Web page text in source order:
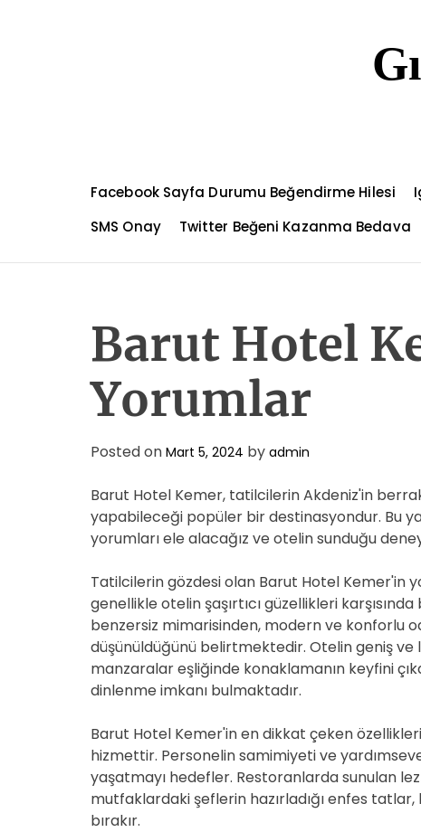
t
Facebook Sayfa Durumu Beğendirme Hilesi
SMS Onay
Twitter Beğeni Kazanma Bedava
Barut Hotel
Yorumlar
Posted on Mart 5, 2024 by admin
Barut Hotel Kemer, tatilcilerin Akdeniz'in
yapabileceği popüler bir destinasyondur. Bu
yorumları ele alacağız ve otelin sunduğu
Tatilcilerin gözdesi olan Barut Hotel Kemer'in
genellikle otelin şaşırtıcı güzellikleri
benzersiz mimarisinden, modern ve konforlu
düşünüldüğünü belirtmektedir. Otelin geniş
manzaralar eşliğinde konaklamanın keyfini
dinlenme imkanı bulmaktadır.
Barut Hotel Kemer'in en dikkat çeken
hizmettir. Personelin samimiyeti ve
yaşatmayı hedefler. Restoranlarda sunulan
mutfaklardaki şeflerin hazırladığı enfes
bırakır.